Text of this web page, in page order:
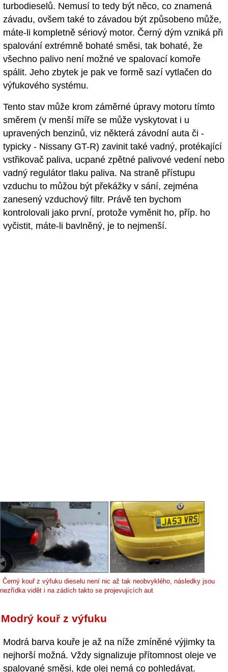
turbodieselů. Nemusí to tedy být něco, co znamená
závadu, ovšem také to závadou být způsobeno může,
máte-li kompletně sériový motor. Černý dým vzniká při
spalování extrémně bohaté směsi, tak bohaté, že
všechno palivo není možné ve spalovací komoře
spálit. Jeho zbytek je pak ve formě sazí vytlačen do
výfukového systému.
Tento stav může krom záměrné úpravy motoru tímto
směrem (v menší míře se může vyskytovat i u
upravených benzinů, viz některá závodní auta či -
typicky - Nissany GT-R) zavinit také vadný, protékající
vstřikovač paliva, ucpané zpětné palivové vedení nebo
vadný regulátor tlaku paliva. Na straně přístupu
vzduchu to můžou být překážky v sání, zejména
zanesený vzduchový filtr. Právě ten bychom
kontrolovali jako první, protože vyměnit ho, příp. ho
vyčistit, máte-li bavlněný, je to nejmenší.
Černý kouř z výfuku dieselu není nic až tak neobvyklého, následky jsou
nezřídka vidět i na zádích takto se projevujících aut
Modrý kouř z výfuku
Modrá barva kouře je až na níže zmíněné výjimky ta
nejhorší možná. Vždy signalizuje přítomnost oleje ve
spalované směsi, kde olej nemá co pohledávat.